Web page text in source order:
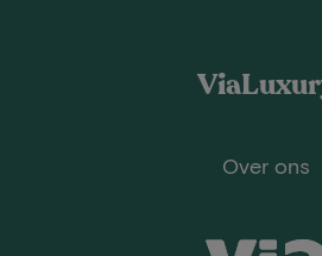
Over ons